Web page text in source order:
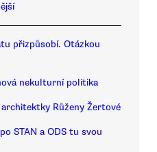
přizpůsobí. Otázkou
nekulturní politika
Růženy Žertové
STAN a ODS tu svou